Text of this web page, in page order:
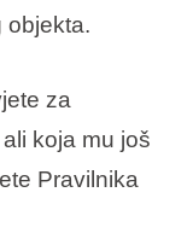
objekta.
za
koja mu još
Pravilnika